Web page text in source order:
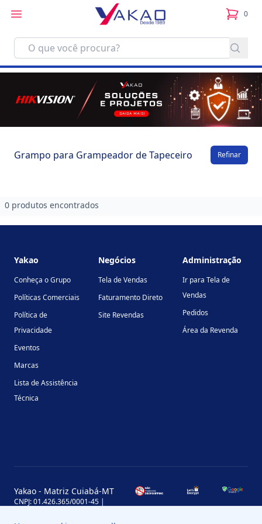
0
itens
Grampo para Grampeador de Tapeceiro Refinar
0 produtos encontrados
Yakao
Conheça o Grupo
Políticas Comerciais
Política de
Privacidade
Eventos
Marcas
Lista de Assistência
Técnica
Negócios
Tela de Vendas
Faturamento Direto
Site Revendas
Administração
Ir para Tela de
Vendas
Pedidos
Área da Revenda
Yakao - Matriz Cuiabá-MT
CNPJ: 01.426.365/0001-45 |